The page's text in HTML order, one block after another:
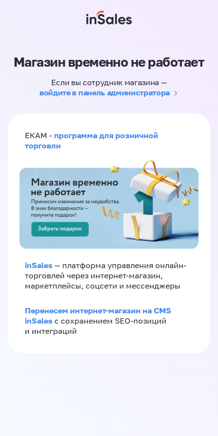
Магазин временно не работает
Если вы сотрудник магазина —
войдите в панель администратора
ЕКАМ - программа для розничной
торговли
inSales — платформа управления онлайн-
торговлей через интернет-магазин,
маркетплейсы, соцсети и мессенджеры
Перенесем интернет-магазин на CMS
inSales с сохранением SEO-позиций
и интеграций